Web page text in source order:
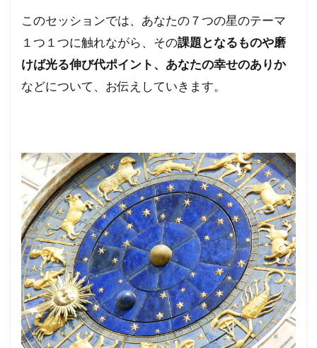
このセッションでは、あなたの７つの星のテーマ
１つ１つに触れながら、その課題となるものや磨
けば光る伸び代ポイント、あなたの幸せのありか
などについて、お伝えしていきます。